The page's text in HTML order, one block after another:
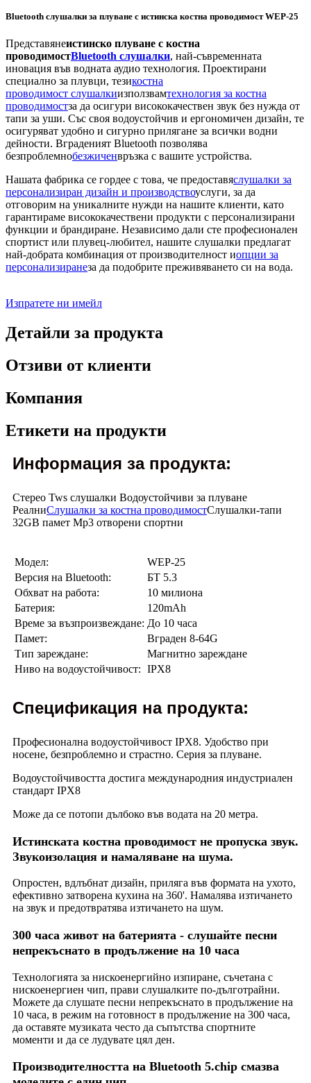
Bluetooth слушалки за плуване с истинска костна проводимост WEP-25
Представянеистинско плуване с костна
проводимостBluetooth слушалки, най-съвременната
иновация във водната аудио технология. Проектирани
специално за плувци, тезикостна
проводимост слушалкиизползвамтехнология за костна
проводимостза да осигури висококачествен звук без нужда от
тапи за уши. Със своя водоустойчив и ергономичен дизайн, те
осигуряват удобно и сигурно прилягане за всички водни
дейности. Вграденият Bluetooth позволява
безпроблемнобезжиченвръзка с вашите устройства.
Нашата фабрика се гордее с това, че предоставяслушалки за
персонализиран дизайн и производствоуслуги, за да
отговорим на уникалните нужди на нашите клиенти, като
гарантираме висококачествени продукти с персонализирани
функции и брандиране. Независимо дали сте професионален
спортист или плувец-любител, нашите слушалки предлагат
най-добрата комбинация от производителност иопции за
персонализиранеза да подобрите преживяването си на вода.
Изпратете ни имейл
Детайли за продукта
Отзиви от клиенти
Компания
Етикети на продукти
Информация за продукта:
Стерео Tws слушалки Водоустойчиви за плуване
РеалниСлушалки за костна проводимостСлушалки-тапи
32GB памет Mp3 отворени спортни
Модел:
WEP-25
Версия на Bluetooth:
БТ 5.3
Обхват на работа:
10 милиона
Батерия:
120mAh
Време за възпроизвеждане: До 10 часа
Памет:
Вграден 8-64G
Тип зареждане:
Магнитно зареждане
Ниво на водоустойчивост: IPX8
Спецификация на продукта:
Професионална водоустойчивост IPX8. Удобство при
носене, безпроблемно и страстно. Серия за плуване.
Водоустойчивостта достига международния индустриален
стандарт IPX8
Може да се потопи дълбоко във водата на 20 метра.
Истинската костна проводимост не пропуска звук.
Звукоизолация и намаляване на шума.
Опростен, вдлъбнат дизайн, приляга във формата на ухото,
ефективно затворена кухина на 360'. Намалява изтичането
на звук и предотвратява изтичането на шум.
300 часа живот на батерията - слушайте песни
непрекъснато в продължение на 10 часа
Технологията за нискоенергийно изпиране, съчетана с
нискоенергиен чип, прави слушалките по-дълготрайни.
Можете да слушате песни непрекъснато в продължение на
10 часа, в режим на готовност в продължение на 300 часа,
да оставяте музиката често да съпътства спортните
моменти и да се лудувате цял ден.
Производителността на Bluetooth 5.chip смазва